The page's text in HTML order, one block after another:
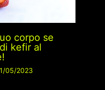
corpo se
kefir al
05/2023